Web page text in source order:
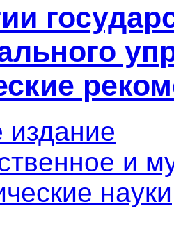
издание
и
науки